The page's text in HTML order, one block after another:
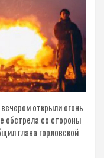
открыли огонь
обстрела со стороны
глава горловской